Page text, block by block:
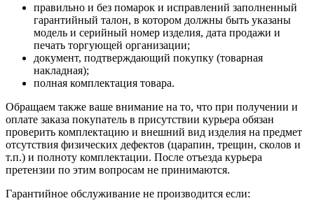
правильно и без помарок и исправлений заполненный
гарантийный талон, в котором должны быть указаны
модель и серийный номер изделия, дата продажи и
печать торгующей организации;
документ, подтверждающий покупку (товарная
накладная);
полная комплектация товара.
Обращаем также ваше внимание на то, что при получении и
оплате заказа покупатель в присутствии курьера обязан
проверить комплектацию и внешний вид изделия на предмет
отсутствия физических дефектов (царапин, трещин, сколов и
т.п.) и полноту комплектации. После отъезда курьера
претензии по этим вопросам не принимаются.
Гарантийное обслуживание не производится если: